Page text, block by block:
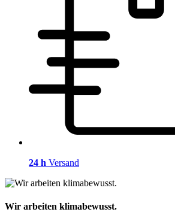
24 h Versand
Wir arbeiten klimabewusst.